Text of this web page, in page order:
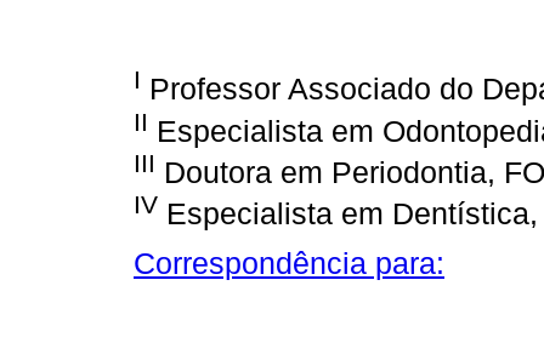
I Professor Associado do
II Especialista em
III Doutora em Periodontia,
IV Especialista em
Correspondência para: